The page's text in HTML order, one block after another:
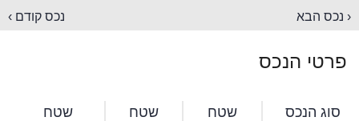
‹ נכס הבא נכס קודם ›
פרטי הנכס
סוג הנכס
שטח
שטח
שטח